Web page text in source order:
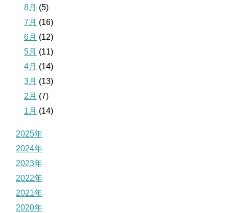
8月 (5)
7月 (16)
6月 (12)
5月 (11)
4月 (14)
3月 (13)
2月 (7)
1月 (14)
2025年
2024年
2023年
2022年
2021年
2020年